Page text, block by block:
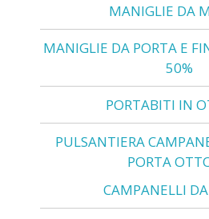
MANIGLIE DA
MANIGLIE DA PORTA E
50%
PORTABITI IN
PULSANTIERA
PORTA
CAMPANELLI